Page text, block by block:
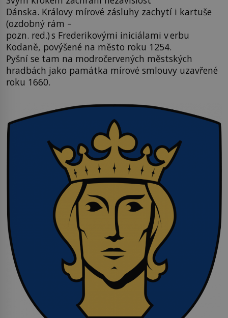
Dánska. Královy mírové zásluhy zachytí i kartuše
(ozdobný rám –
pozn. red.) s Frederikovými iniciálami v erbu
Kodaně, povýšené na město roku 1254.
Pyšní se tam na modročervených městských
hradbách jako památka mírové smlouvy uzavřené
roku 1660.